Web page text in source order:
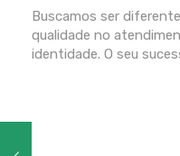
Buscamos ser
qualidade no
identidade. O seu